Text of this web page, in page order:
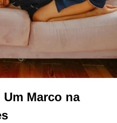
Marco na